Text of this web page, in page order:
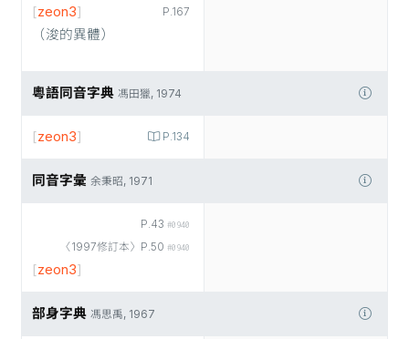
P.167
[zeon3]
（浚的異體）
粵語同音字典 馮田獵, 1974
P.134
[zeon3]
同音字彙 余秉昭, 1971
P.43 #0940
〈1997修訂本〉P.50 #0940
[zeon3]
部身字典 馮思禹, 1967